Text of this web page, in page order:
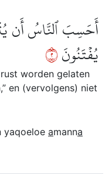
أَحَسِبَ ٱلنَّاسُ أَن
يُفۡتَنُونَ٢
worden gelaten
en (vervolgens) niet
yaqoeloe amanna